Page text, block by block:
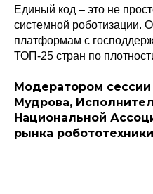
Единый код – это не
системной роботизации.
платформам с
ТОП-25 стран по
Модератором
Мудрова,
Национальной
рынка